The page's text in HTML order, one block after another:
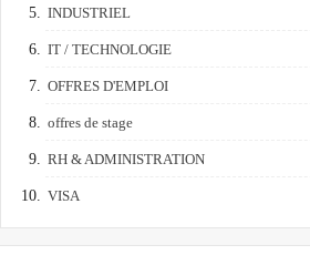
INDUSTRIEL
IT / TECHNOLOGIE
OFFRES D'EMPLOI
offres de stage
RH & ADMINISTRATION
VISA